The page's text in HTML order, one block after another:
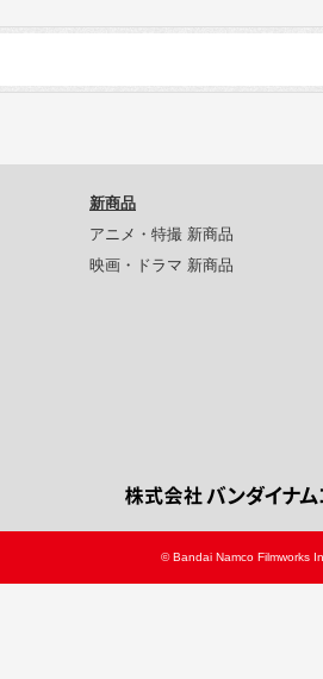
新商品
アニメ・特撮 新商品
映画・ドラマ 新商品
© Bandai Namco Filmworks